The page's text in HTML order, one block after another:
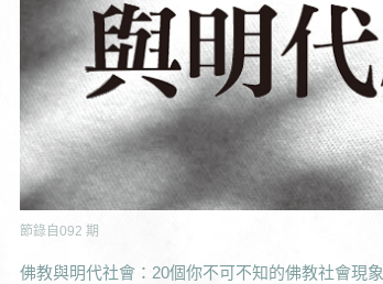
節錄自 092 期
佛教與明代社會：20個你不可不知的佛教社會現象